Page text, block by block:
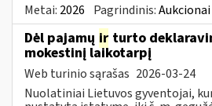
Metai: 2026 Pagrindinis:
Dėl pajamų ir turto
mokestinį laikotarpį
Web turinio sąrašas 2026-03-24
Nuolatiniai Lietuvos gyventojai,